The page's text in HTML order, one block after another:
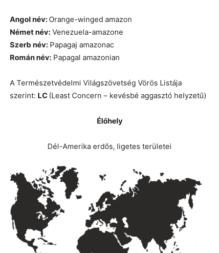
Angol név: Orange-winged amazon
Német név: Venezuela-amazone
Szerb név: Papagaj amazonac
Román név: Papagal amazonian
A Természetvédelmi Világszövetség Vörös Listája
szerint: LC (Least Concern – kevésbé aggasztó helyzetű)
Élőhely
Dél-Amerika erdős, ligetes területei